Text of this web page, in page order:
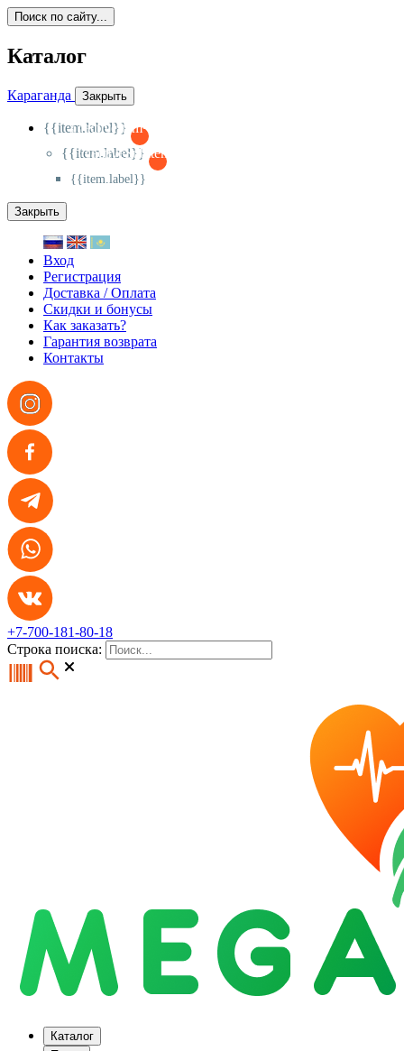
Поиск по сайту...
Каталог
Караганда Закрыть
{{item.label}}
{{activeItem==item.id?'-
{{item.label}}
{{activeSubitem==item.id?'-
{{item.label}}
Закрыть
Вход
Регистрация
Доставка / Оплата
Скидки и бонусы
Как заказать?
Гарантия возврата
Контакты
+7-700-181-80-18
Строка поиска:
Каталог